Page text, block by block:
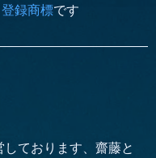
登録商標です
ております、齋藤と